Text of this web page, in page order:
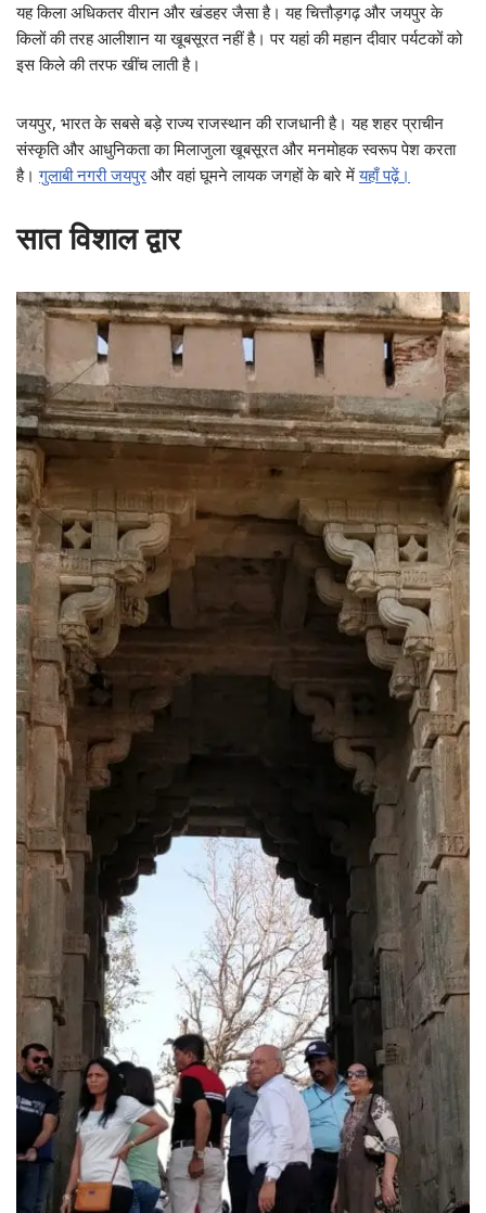
यह किला अधिकतर वीरान और खंडहर जैसा है। यह चित्तौड़गढ़ और जयपुर के
किलों की तरह आलीशान या खूबसूरत नहीं है। पर यहां की महान दीवार पर्यटकों को
इस किले की तरफ खींच लाती है।
जयपुर, भारत के सबसे बड़े राज्य राजस्थान की राजधानी है। यह शहर प्राचीन
संस्कृति और आधुनिकता का मिलाजुला खूबसूरत और मनमोहक स्वरूप पेश करता
है।गुलाबी नगरी जयपुर और वहां घूमने लायक जगहों के बारे मेंयहाँ पढ़ें।
सात विशाल द्वार